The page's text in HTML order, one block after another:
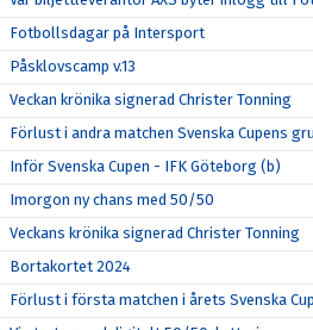
Fotbollsdagar på Intersport
Påsklovscamp v.13
Veckan krönika signerad Christer Tonning
Förlust i andra matchen Svenska Cupens
Inför Svenska Cupen - IFK Göteborg (b)
Imorgon ny chans med 50/50
Veckans krönika signerad Christer Tonning
Bortakortet 2024
Förlust i första matchen i årets Svenska Cup